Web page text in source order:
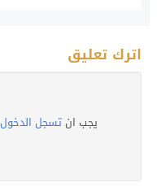
اترك تعليق
يجب ان تسجل الدخول